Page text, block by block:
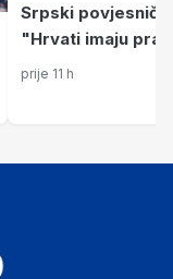
Srpski
"Hrvati imaju
su ono što im
prije 11 h